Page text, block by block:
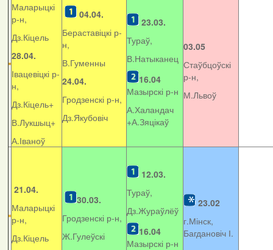
Маларыцкі
р-н,
Дз.Кіцель
28.04.
Івацевіцкі р-
н,
Дз.Кіцель+
В.Лукшыц+
А.Іваноў
04.04.
Бераставіцкі р-
н,
В.Гуменны
24.04.
Гродзенскі р-н,
Дз.Якубовіч
23.03.
Тураў,
В.Натыканец
16.04
Мазырскі р-н
А.Халандач
+А.Зяцікаў
03.05
Стаўбцоўскі
р-н,
М.Львоў
21.04.
Маларыцкі
р-н,
Дз.Кіцель
30.03.
Гродзенскі р-н,
Ж.Гулеўскі
12.03.
Тураў,
Дз.Жураўлёў
16.04
Мазырскі р-н
23.02
г.Мінск,
Багдановіч І.